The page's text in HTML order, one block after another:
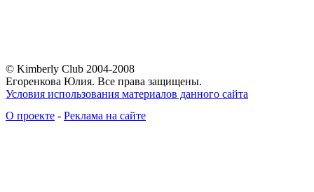
© Kimberly Club 2004-2008
Егоренкова Юлия. Все права защищены.
Условия использования материалов данного сайта
О проекте - Реклама на сайте